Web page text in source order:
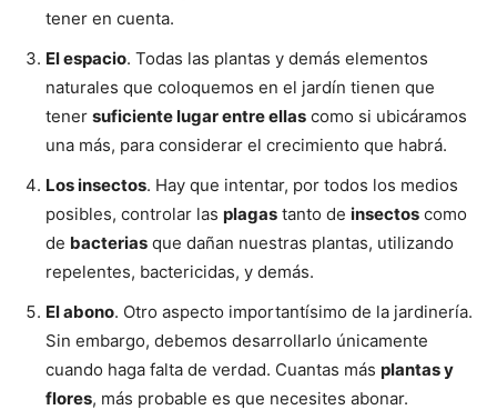
tener en cuenta.
El espacio. Todas las plantas y demás elementos
naturales que coloquemos en el jardín tienen que
tener suficiente lugar entre ellas como si ubicáramos
una más, para considerar el crecimiento que habrá.
Los insectos. Hay que intentar, por todos los medios
posibles, controlar las plagas tanto de insectos como
de bacterias que dañan nuestras plantas, utilizando
repelentes, bactericidas, y demás.
El abono. Otro aspecto importantísimo de la jardinería.
Sin embargo, debemos desarrollarlo únicamente
cuando haga falta de verdad. Cuantas más plantas y
flores, más probable es que necesites abonar.